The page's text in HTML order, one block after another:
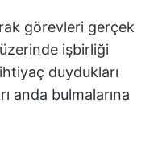
görevleri gerçek
işbirliği
duydukları
anda bulmalarına